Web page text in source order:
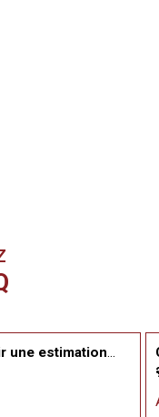
une estimation
pour fixer un prix